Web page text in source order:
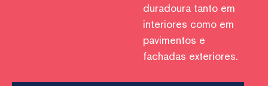
duradoura tanto em
interiores como em
pavimentos e
fachadas exteriores.